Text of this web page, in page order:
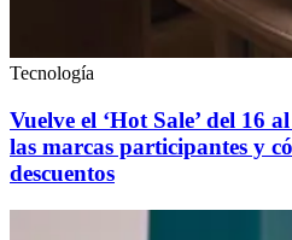
Tecnología
Vuelve el ‘Hot Sale’ del 16
las marcas participantes y
descuentos